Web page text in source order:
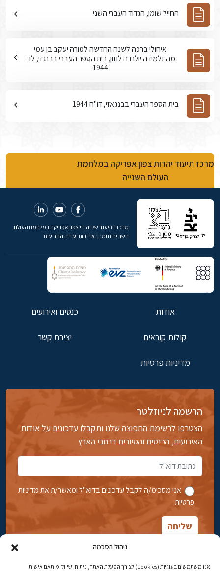
ניהול הסכמה
אנו משתמשים בעוגיות (Cookies) לצורך הפעלת האתר, ניתוח ושיווק מותאם אישית.
החייל שומן, הגדוד העברי השני
איחולי ברכה לשנה החדשה למורה יעקב בן עמי
מהתלמידה יולנדה לוזון, בית הספר העברי בבנגזי, לוב
1944
בית הספר העברי בבנגאזי, דו"ח 1944
מרכז תיעוד יהדות צפון אפריקה במלחמת
העולם השנייה
מרכז התיעוד של יהודי צפון אפריקה במלחמת העולם
השנייה נתמך באדיבות ועידת התביעות
אודות כנסים ואירועים
קולות קוראים יצירת קשר
מדיניות פרטיות
הרשמה לניוזלטר
הצטרפו לרשימת התפוצה שלנו ותקבלו עדכונים על אודות
האירועים, הכנסים והסיורים ברחבי הארץ
אני מסכימ/ה לקבל עדכונים בדוא''ל ומאשר/ת את מדיניות
פרטיות